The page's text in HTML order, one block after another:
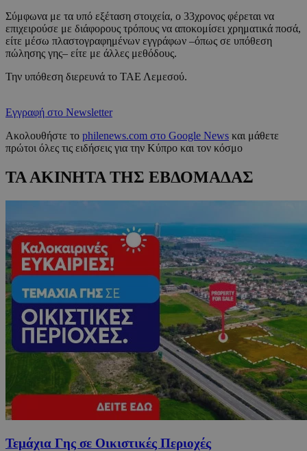
Σύμφωνα με τα υπό εξέταση στοιχεία, ο 33χρονος φέρεται να
επιχειρούσε με διάφορους τρόπους να αποκομίσει χρηματικά ποσά,
είτε μέσω πλαστογραφημένων εγγράφων –όπως σε υπόθεση
πώλησης γης– είτε με άλλες μεθόδους.
Την υπόθεση διερευνά το ΤΑΕ Λεμεσού.
Εγγραφή στο Newsletter
Ακολουθήστε το philenews.com στο Google News και μάθετε
πρώτοι όλες τις ειδήσεις για την Κύπρο και τον κόσμο
ΤΑ ΑΚΙΝΗΤΑ ΤΗΣ ΕΒΔΟΜΑΔΑΣ
Τεμάχια Γης σε Οικιστικές Περιοχές